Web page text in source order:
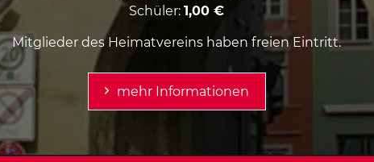
Schüler:1,00 €
Mitglieder des Heimatvereins haben freien Eintritt.
mehr Informationen